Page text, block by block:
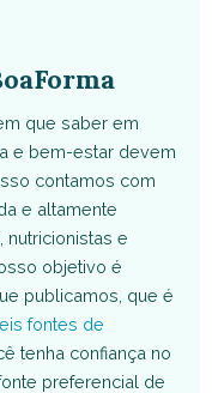
que saber em
e bem-estar devem
contamos com
e altamente
nutricionistas e
objetivo é
publicamos, que é
fontes de
tenha confiança no
preferencial de